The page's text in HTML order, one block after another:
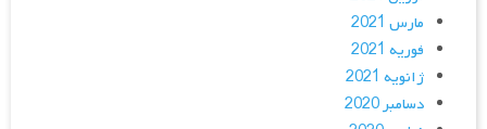
مارس 2021
فوریه 2021
ژانویه 2021
دسامبر 2020